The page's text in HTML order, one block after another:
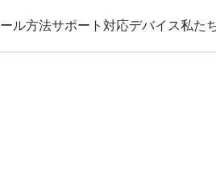
ル方法サポート 対応デバイス私た